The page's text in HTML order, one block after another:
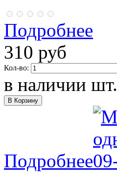
Подробнее
310 руб
Кол-во:
в наличии шт.
Подробнее